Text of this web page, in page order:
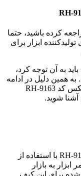
کرده باشید، حتما
ابزار برای
به آن توجه کرد،
همین دلیل در ادامه
به بررسی کیف ابزار جمع شو ارگانایزر رونیکس کد RH-9163
آشنا شوید.
کیف ابزار جمع شو ارگانایزر رونیکس کد RH-9163 با استفاده از
به بازار
شده برای این کیف